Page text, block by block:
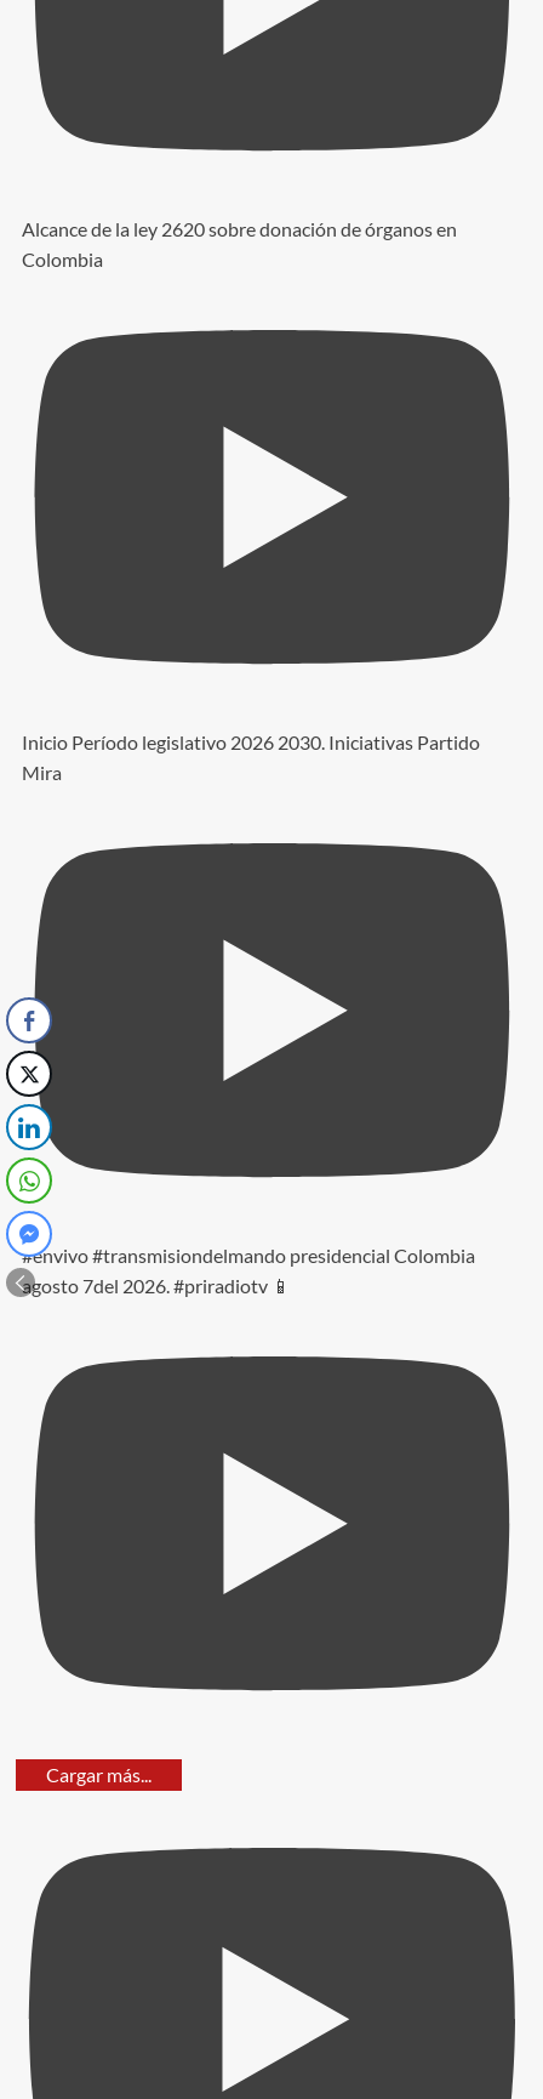
Alcance de la ley 2620 sobre donación de órganos en
Colombia
Inicio Período legislativo 2026 2030. Iniciativas Partido
Mira
#envivo #transmisiondelmando presidencial Colombia
agosto 7del 2026. #priradiotv 📱
Cargar más...